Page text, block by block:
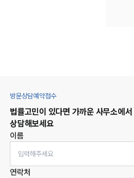
방문상담예약접수
법률고민이 있다면 가까운 사무소에서
상담해보세요
이름
연락처